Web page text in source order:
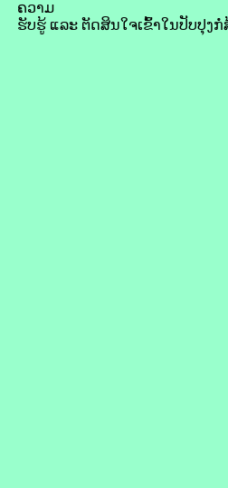
ຄວາມ
ຮັບຮູ້ ແລະ ຕັດສິນໃຈເຂົ້າໃນປັບປຸ